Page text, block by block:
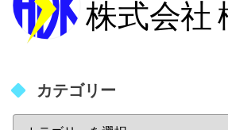
カテゴリー